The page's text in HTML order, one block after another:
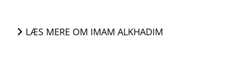
LÆS MERE OM IMAM ALKHADIM